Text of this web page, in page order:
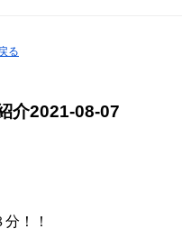
る
介2021-08-07
！！